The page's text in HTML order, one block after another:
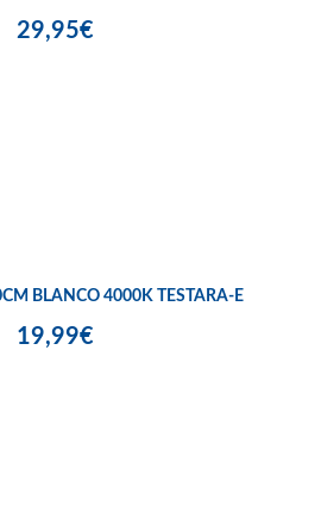
29,95€
BLANCO 4000K TESTARA-E
19,99€